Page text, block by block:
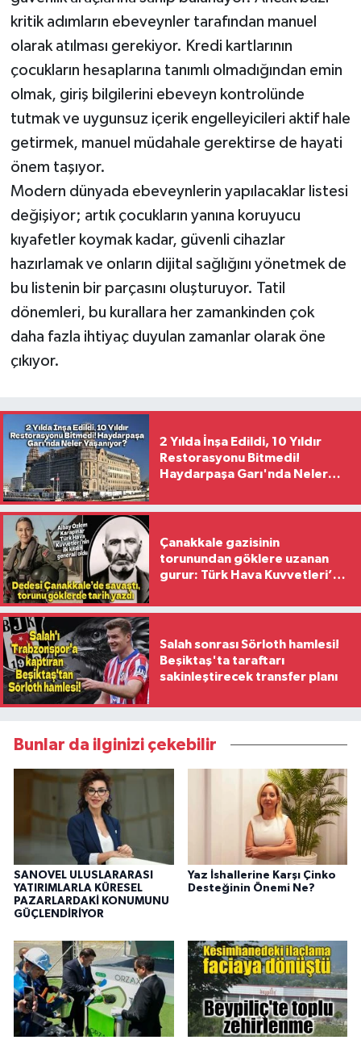
kritik adımların ebeveynler tarafından manuel
olarak atılması gerekiyor. Kredi kartlarının
çocukların hesaplarına tanımlı olmadığından emin
olmak, giriş bilgilerini ebeveyn kontrolünde
tutmak ve uygunsuz içerik engelleyicileri aktif hale
getirmek, manuel müdahale gerektirse de hayati
önem taşıyor.
Modern dünyada ebeveynlerin yapılacaklar listesi
değişiyor; artık çocukların yanına koruyucu
kıyafetler koymak kadar, güvenli cihazlar
hazırlamak ve onların dijital sağlığını yönetmek de
bu listenin bir parçasını oluşturuyor. Tatil
dönemleri, bu kurallara her zamankinden çok
daha fazla ihtiyaç duyulan zamanlar olarak öne
çıkıyor.
2 Yılda İnşa Edildi, 10 Yıldır
Restorasyonu Bitmedi!
Haydarpaşa Garı'nda Neler
Çanakkale gazisinin
torunundan göklere uzanan
gurur: Türk Hava Kuvvetleri’nin
Salah sonrası Sörloth hamlesi!
Beşiktaş'ta taraftarı
sakinleştirecek transfer planı
Bunlar da ilginizi çekebilir
SANOVEL ULUSLARARASI
YATIRIMLARLA KÜRESEL
PAZARLARDAKİ KONUMUNU
GÜÇLENDİRİYOR
Yaz İshallerine Karşı Çinko
Desteğinin Önemi Ne?